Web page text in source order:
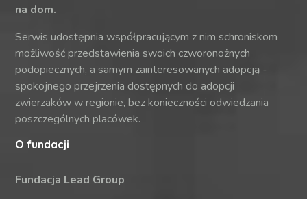
na dom.
Serwis udostępnia współpracującym z nim schroniskom
możliwość przedstawienia swoich czworonożnych
podopiecznych, a samym zainteresowanych adopcją -
spokojnego przejrzenia dostępnych do adopcji
zwierzaków w regionie, bez konieczności odwiedzania
poszczególnych placówek.
O fundacji
Fundacja Lead Group